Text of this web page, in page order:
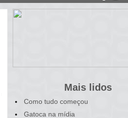
Mais lidos
Como tudo começou
Gatoca na mídia